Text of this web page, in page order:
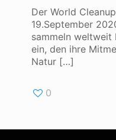
Der World
19.September
sammeln weltweit
ein, den ihre
Natur […]
0